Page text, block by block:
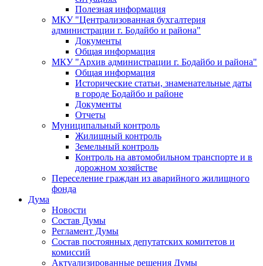
Полезная информация
МКУ "Централизованная бухгалтерия
администрации г. Бодайбо и района"
Документы
Общая информация
МКУ "Архив администрации г. Бодайбо и района"
Общая информация
Исторические статьи, знаменательные даты
в городе Бодайбо и районе
Документы
Отчеты
Муниципальный контроль
Жилищный контроль
Земельный контроль
Контроль на автомобильном транспорте и в
дорожном хозяйстве
Переселение граждан из аварийного жилищного
фонда
Дума
Новости
Состав Думы
Регламент Думы
Состав постоянных депутатских комитетов и
комиссий
Актуализированные решения Думы